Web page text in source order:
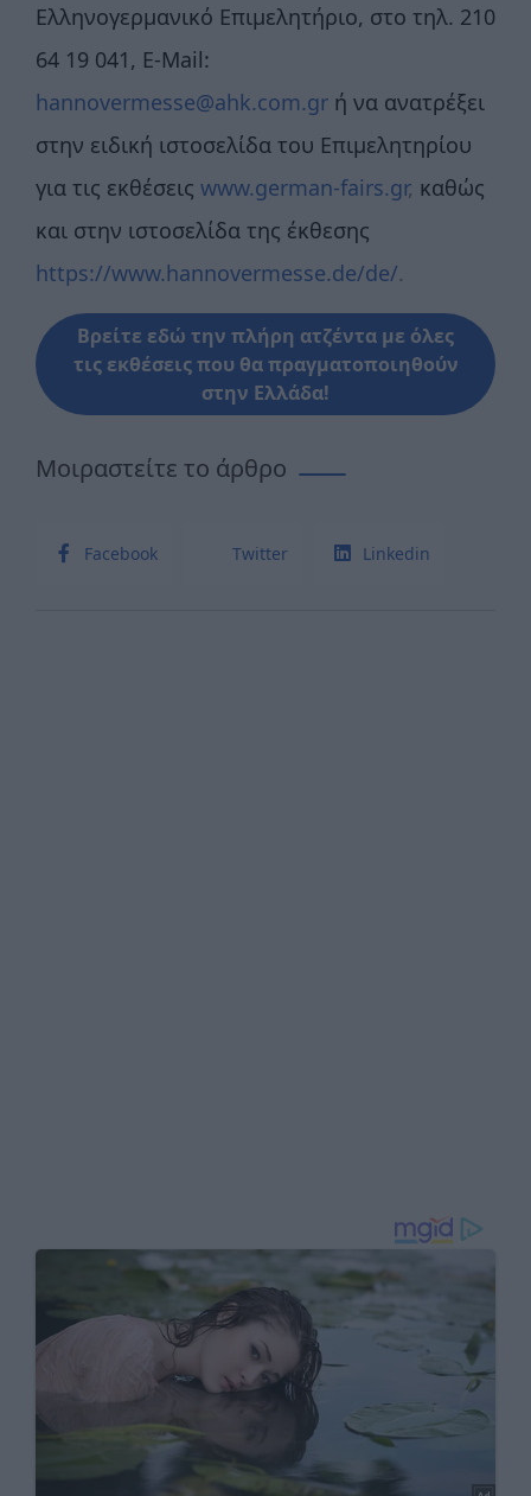
Ελληνογερμανικό Επιμελητήριο, στο τηλ. 210
64 19 041, E-Mail:
hannovermesse@ahk.com.gr ή να ανατρέξει
στην ειδική ιστοσελίδα του Επιμελητηρίου
για τις εκθέσεις www.german-fairs.gr, καθώς
και στην ιστοσελίδα της έκθεσης
https://www.hannovermesse.de/de/.
Βρείτε εδώ την πλήρη ατζέντα με όλες
τις εκθέσεις που θα πραγματοποιηθούν
στην Ελλάδα!
Μοιραστείτε το άρθρο
Facebook Twitter Linkedin